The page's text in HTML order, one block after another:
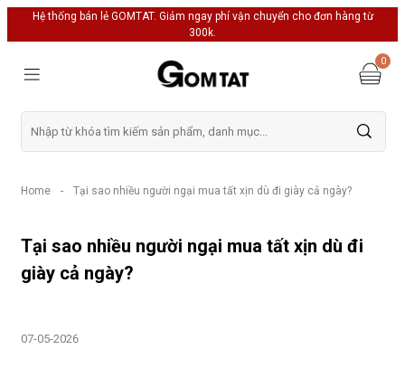
Hệ thống bán lẻ GOMTAT. Giảm ngay phí vận chuyển cho đơn hàng từ
300k.
0
Home - Tại sao nhiều người ngại mua tất xịn dù đi giày cả ngày?
Tại sao nhiều người ngại mua tất xịn dù đi
giày cả ngày?
07-05-2026